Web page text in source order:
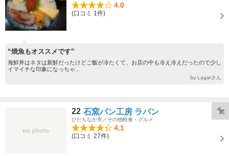
4.0
(口コミ 1件)
“焼魚もオススメです”
海鮮丼はネタは新鮮だったけどご飯が冷たくて、お店の中も冷え冷えだったので少し
イマイチな印象になっちゃ...
by Lagarさん
22 石窯パン工房 ラパン
ひたちなか市／その他軽食・グルメ
4.1
(口コミ 27件)